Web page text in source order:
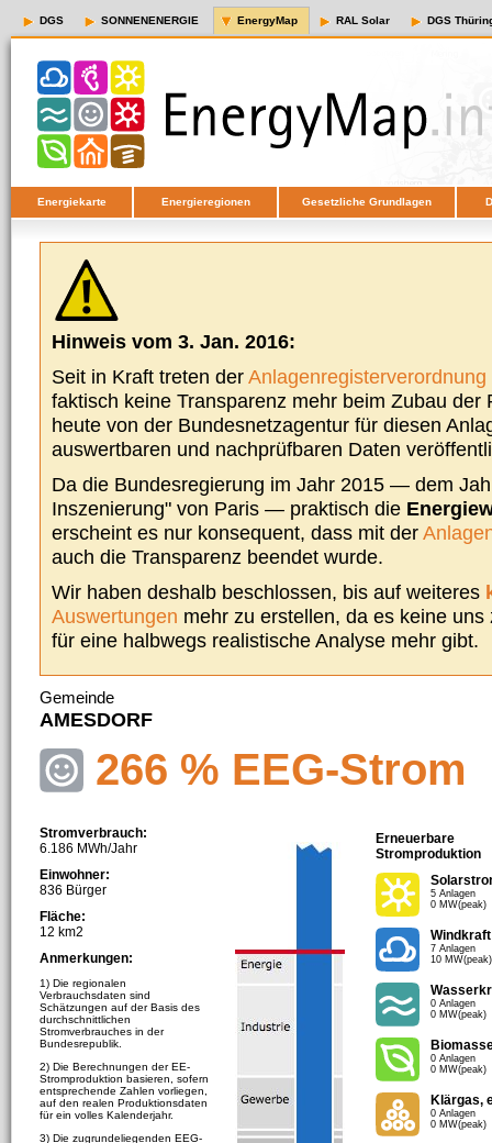
DGS SONNENENERGIE EnergyMap RAL Solar DGS
Energiekarte Energieregionen Gesetzliche Grundlagen
Hinweis vom 3. Jan. 2016:
Seit in Kraft treten derAnlagenregisterverordnung
faktisch keine Transparenz mehr beim Zubau der
heute von der Bundesnetzagentur für diesen
auswertbaren und nachprüfbaren Daten
Da die Bundesregierung im Jahr 2015 — dem
Inszenierung" von Paris — praktisch die
erscheint es nur konsequent, dass mit der
auch die Transparenz beendet wurde.
Wir haben deshalb beschlossen, bis auf weiteres
Auswertungen mehr zu erstellen, da es keine
für eine halbwegs realistische Analyse mehr gibt.
Gemeinde
AMESDORF
266 % EEG-Strom
Stromverbrauch:
6.186 MWh/Jahr
Einwohner:
836 Bürger
Fläche:
12 km2
Anmerkungen:
1) Die regionalen
Verbrauchsdaten sind
Schätzungen auf der Basis des
durchschnittlichen
Stromverbrauches in der
Bundesrepublik.
2) Die Berechnungen der EE-
Stromproduktion basieren, sofern
entsprechende Zahlen vorliegen,
auf den realen Produktionsdaten
für ein volles Kalenderjahr.
3) Die zugrundeliegenden EEG-
Erneuerbare
Stromproduktion
5 Anlagen
0 MW(peak)
Windkraft
7 Anlagen
10 MW(peak)
0 Anlagen
0 MW(peak)
0 Anlagen
0 MW(peak)
Klärgas,
0 Anlagen
0 MW(peak)